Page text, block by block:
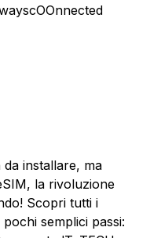
installare, ma
la rivoluzione
Scopri tutti i
semplici passi: